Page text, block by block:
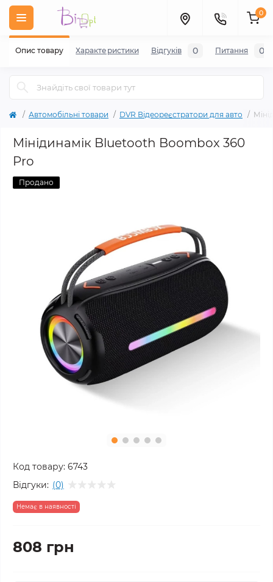
0
Автомобільні товари DVR Відеореєстратори для авто
Мінідинамік Bluetooth Boombox 360
Pro
Продано
Код товару: 6743
Відгуки: (0)
Немає в наявності
808 грн
Опис товару Характеристики Відгуків 0 Питання 0